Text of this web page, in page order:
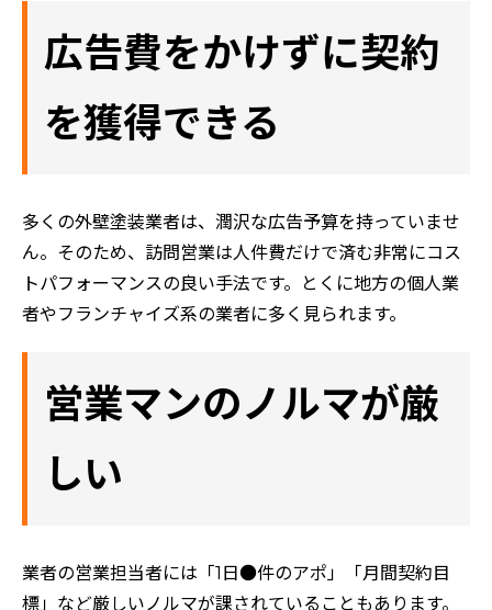
広告費をかけずに契約
を獲得できる
多くの外壁塗装業者は、潤沢な広告予算を持っていませ
ん。そのため、訪問営業は人件費だけで済む非常にコス
トパフォーマンスの良い手法です。とくに地方の個人業
者やフランチャイズ系の業者に多く見られます。
営業マンのノルマが厳
しい
業者の営業担当者には「1日●件のアポ」「月間契約目
標」など厳しいノルマが課されていることもあります。